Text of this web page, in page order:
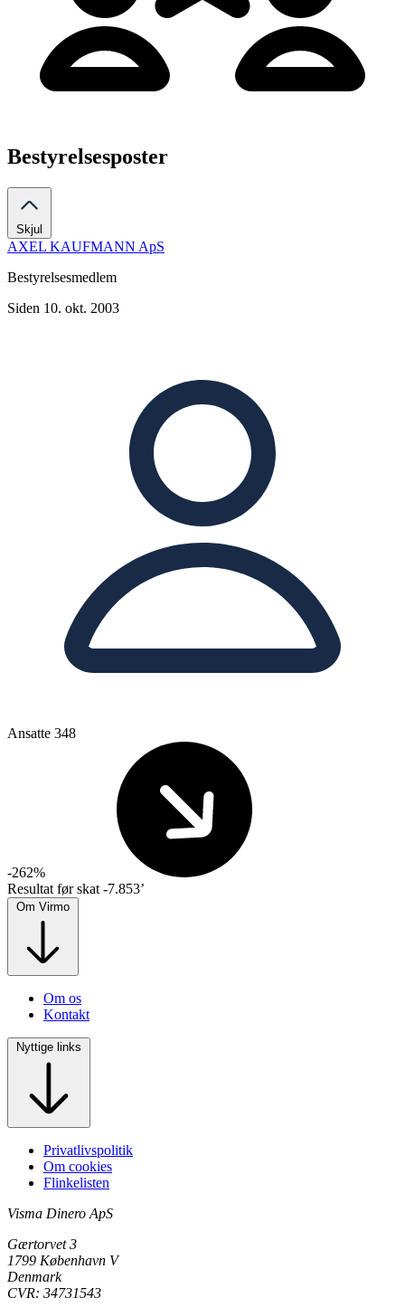
Bestyrelsesposter
Skjul
AXEL KAUFMANN ApS
Bestyrelsesmedlem
Siden 10. okt. 2003
Ansatte 348
-262%
Resultat før skat -7.853’
Om Virmo
Om os
Kontakt
Nyttige links
Privatlivspolitik
Om cookies
Flinkelisten
Visma Dinero ApS
Gærtorvet 3
1799 København V
Denmark
CVR: 34731543